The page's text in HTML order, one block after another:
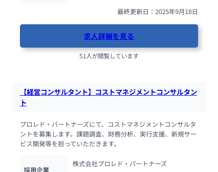
最終更新日：2025年9月18日
求人詳細を見る
51人が閲覧しています
【経営コンサルタント】コストマネジメントコンサルタン
ト
プロレド・パートナーズにて、コストマネジメントコンサルタ
ントを募集します。課題調査、財務分析、実行支援、新規サー
ビス開発等を担っていただきます。
採用企業
株式会社プロレド・パートナーズ